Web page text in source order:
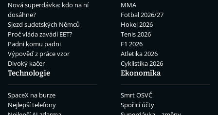
Nová superdávka: kdo na ní
dosáhne?
Sjezd sudetských Němců
Proč vláda zavádí EET?
Padni komu padni
Výpověď z práce vzor
Divoký kačer
MMA
Fotbal 2026/27
Hokej 2026
Tenis 2026
F1 2026
Atletika 2026
Cyklistika 2026
Technologie
SpaceX na burze
Nejlepší telefony
Ekonomika
Smrt OSVČ
Spořicí účty